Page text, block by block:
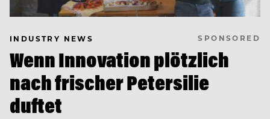
INDUSTRY NEWS SPONSORED
Wenn Innovation plötzlich
nach frischer Petersilie
duftet